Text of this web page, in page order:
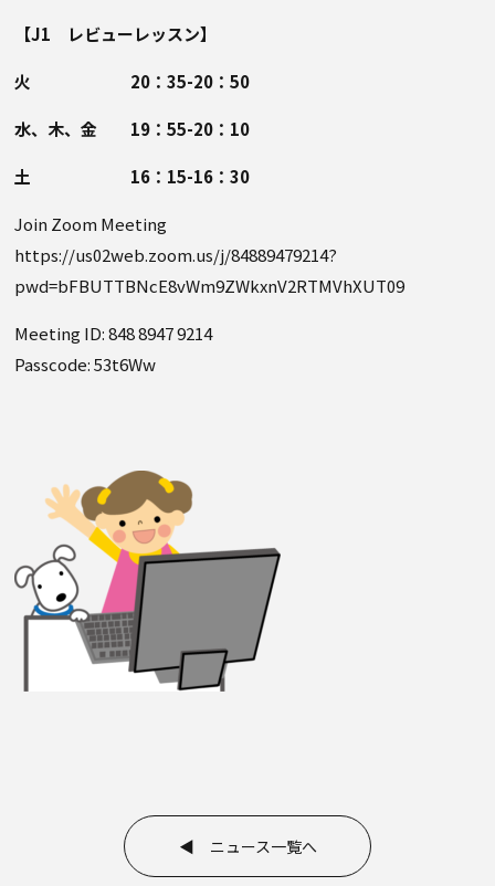
【J1 レビューレッスン】
火 20：35-20：50
水、木、金 19：55-20：10
土 16：15-16：30
Join Zoom Meeting
https://us02web.zoom.us/j/84889479214?
pwd=bFBUTTBNcE8vWm9ZWkxnV2RTMVhXUT09
Meeting ID: 848 8947 9214
Passcode: 53t6Ww
◀ ニュース一覧へ